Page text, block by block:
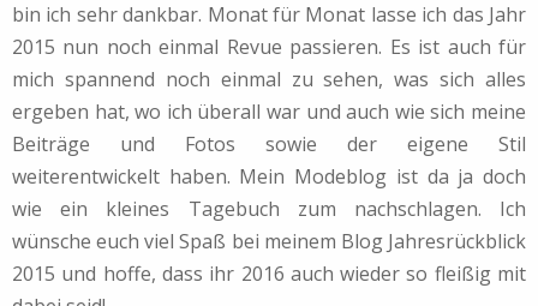
bin ich sehr dankbar. Monat für Monat lasse ich das Jahr
2015 nun noch einmal Revue passieren. Es ist auch für
mich spannend noch einmal zu sehen, was sich alles
ergeben hat, wo ich überall war und auch wie sich meine
Beiträge und Fotos sowie der eigene Stil
weiterentwickelt haben. Mein Modeblog ist da ja doch
wie ein kleines Tagebuch zum nachschlagen. Ich
wünsche euch viel Spaß bei meinem Blog Jahresrückblick
2015 und hoffe, dass ihr 2016 auch wieder so fleißig mit